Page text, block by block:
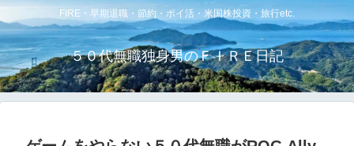
FIRE・早期退職・節約・ポイ活・米国株投資・旅行etc.
５０代無職独身男のＦＩＲＥ日記